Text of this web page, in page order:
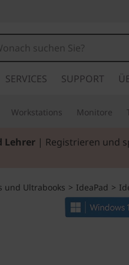
SERVICES SUPPORT
Workstations Monitore
Lehrer | Registrieren und
und Ultrabooks > IdeaPad >